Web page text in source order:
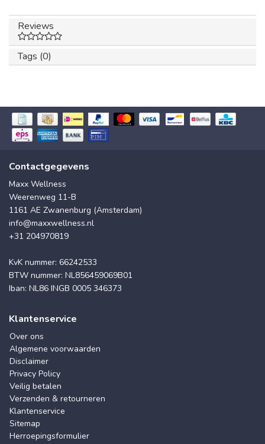
Reviews
Tags (0)
Contactgegevens
Maxx Wellness
Weerenweg 11-B
1161 AE Zwanenburg (Amsterdam)
info@maxxwellness.nl
+31 204970819
KvK nummer: 66242533
BTW nummer: NL856459069B01
Iban: NL86 INGB 0005 346373
Klantenservice
Over ons
Algemene voorwaarden
Disclaimer
Privacy Policy
Veilig betalen
Verzenden & retourneren
Klantenservice
Sitemap
Herroepingsformulier